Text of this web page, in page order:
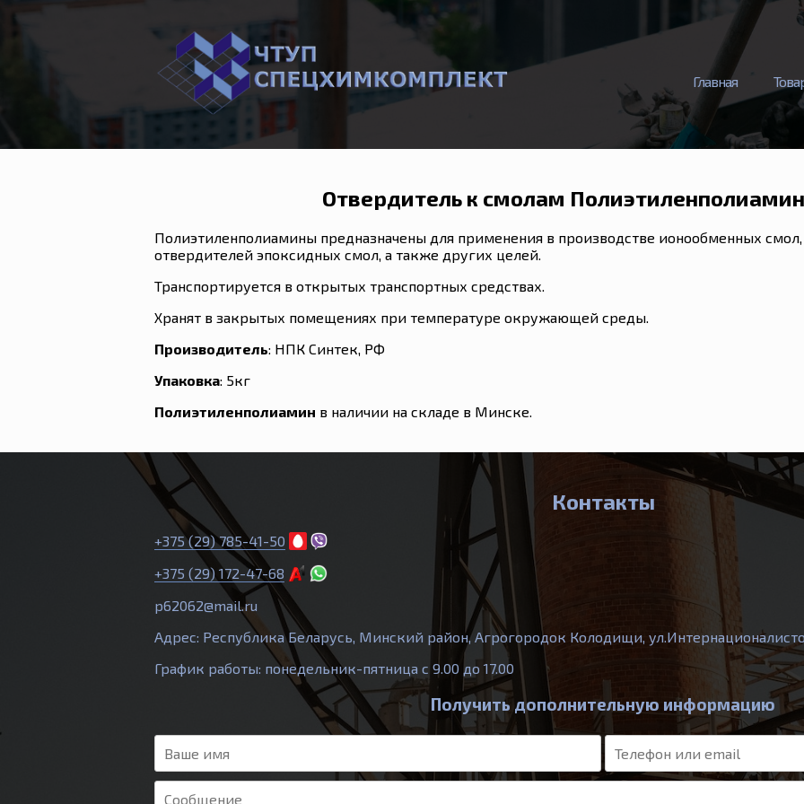
Главная
Отвердитель к смолам
Полиэтиленполиамины предназначены для применения в производстве ионообменных смол,
отвердителей эпоксидных смол, а также других целей.
Транспортируется в открытых транспортных средствах.
Хранят в закрытых помещениях при температуре окружающей среды.
Производитель: НПК Синтек, РФ
Упаковка: 5кг
Полиэтиленполиамин в наличии на складе в Минске.
Контакты
+375 (29) 785-41-50
+375 (29) 172-47-68
p62062@mail.ru
Адрес: Республика Беларусь, Минский район, Агрогородок Колодищи,
График работы: понедельник-пятница с 9.00 до 17.00
Получить дополнительную информацию